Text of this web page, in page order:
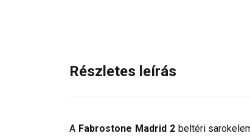
Részletes leírás
A Fabrostone Madrid 2beltéri